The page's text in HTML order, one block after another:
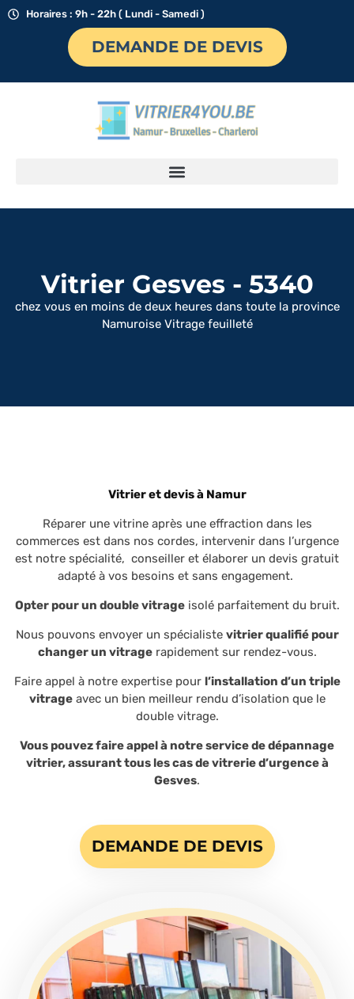
Horaires : 9h - 22h ( Lundi - Samedi )
DEMANDE DE DEVIS
Vitrier Gesves - 5340
chez vous en moins de deux heures dans toute la province
Namuroise Vitrage feuilleté
Vitrier et devis à Namur
Réparer une vitrine après une effraction dans les
commerces est dans nos cordes, intervenir dans l’urgence
est notre spécialité, conseiller et élaborer un devis gratuit
adapté à vos besoins et sans engagement.
Opter pour un double vitrageisolé parfaitement du bruit.
Nous pouvons envoyer un spécialiste vitrier qualifié pour
changer un vitragerapidement sur rendez-vous.
Faire appel à notre expertise pour l’installation d’un triple
vitrageavec un bien meilleur rendu d’isolation que le
double vitrage.
Vous pouvez faire appel à notre service de dépannage
vitrier, assurant tous les cas de vitrerie d’urgence à
Gesves.
DEMANDE DE DEVIS